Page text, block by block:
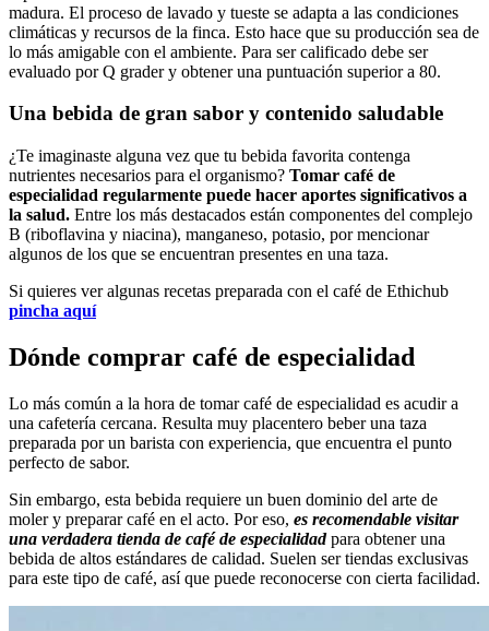
madura. El proceso de lavado y tueste se adapta a las condiciones
climáticas y recursos de la finca. Esto hace que su producción sea de
lo más amigable con el ambiente. Para ser calificado debe ser
evaluado por Q grader y obtener una puntuación superior a 80.
Una bebida de gran sabor y contenido saludable
¿Te imaginaste alguna vez que tu bebida favorita contenga
nutrientes necesarios para el organismo? Tomar café de
especialidad regularmente puede hacer aportes significativos a
la salud. Entre los más destacados están componentes del complejo
B (riboflavina y niacina), manganeso, potasio, por mencionar
algunos de los que se encuentran presentes en una taza.
Si quieres ver algunas recetas preparada con el café de Ethichub
pincha aquí
Dónde comprar café de especialidad
Lo más común a la hora de tomar café de especialidad es acudir a
una cafetería cercana. Resulta muy placentero beber una taza
preparada por un barista con experiencia, que encuentra el punto
perfecto de sabor.
Sin embargo, esta bebida requiere un buen dominio del arte de
moler y preparar café en el acto. Por eso, es recomendable visitar
una verdadera tienda de café de especialidadpara obtener una
bebida de altos estándares de calidad. Suelen ser tiendas exclusivas
para este tipo de café, así que puede reconocerse con cierta facilidad.